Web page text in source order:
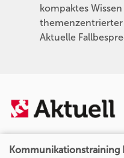
kompaktes
themenzentrierter
Aktuelle
Kommunikationstraining